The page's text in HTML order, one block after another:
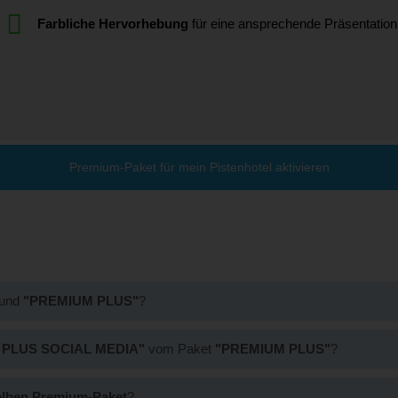
Farbliche Hervorhebung für eine ansprechende Präsentation
Premium-Paket für mein Pistenhotel aktivieren
und "PREMIUM PLUS"?
der Hotels in der Suchergebnisliste. Hotels mit dem
SOCIAL MEDIA" vom Paket "PREMIUM PLUS"?
sich aus derEintragsvariante „PREMIUM PLUS“